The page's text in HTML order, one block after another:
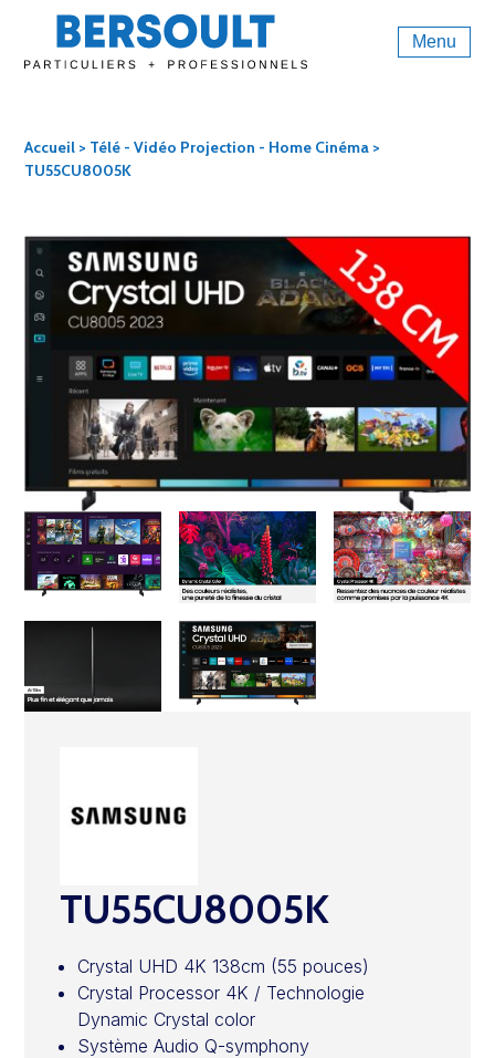
Menu
Accueil > Télé - Vidéo Projection - Home Cinéma >
TU55CU8005K
TU55CU8005K
Crystal UHD 4K 138cm (55 pouces)
Crystal Processor 4K / Technologie
Dynamic Crystal color
Système Audio Q-symphony